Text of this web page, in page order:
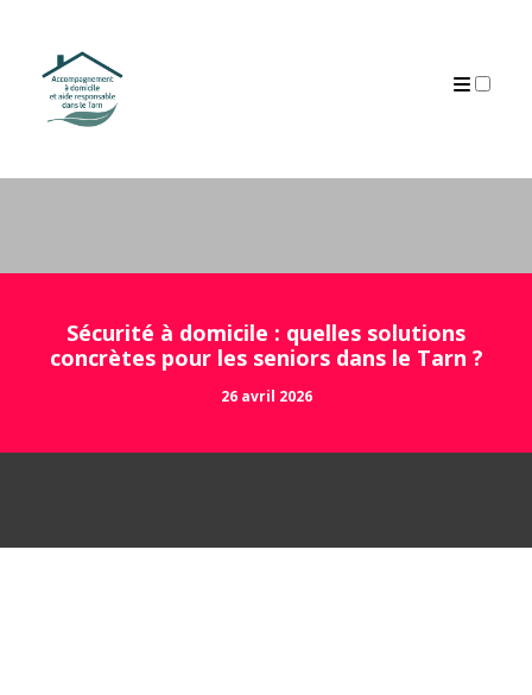
Sécurité à domicile : quelles solutions
concrètes pour les seniors dans le Tarn ?
26 avril 2026